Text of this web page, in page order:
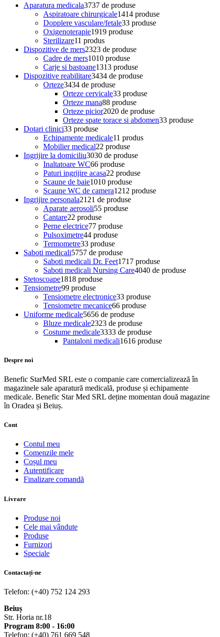
Aparatura medicala3737 de produse
Aspiratoare chirurgicale1414 produse
Dopplere vasculare/fetale33 produse
Oxigenoterapie1919 produse
Sterilizare11 produs
Dispozitive de mers2323 de produse
Cadre de mers1010 produse
Carje si bastoane1313 produse
Dispozitive reabilitare3434 de produse
Orteze3434 de produse
Orteze cervicale33 produse
Orteze mana88 produse
Orteze picior2020 de produse
Orteze spate torace si abdomen33 produse
Dotari clinici33 produse
Echipamente medicale11 produs
Mobilier medical22 produse
Ingrijire la domiciliu3030 de produse
Inaltatoare WC66 produse
Paturi ingrijire acasa22 produse
Scaune de baie1010 produse
Scaune WC de camera1212 produse
Ingrijire personala21 21 de produse
Aparate aerosoli55 produse
Cantare22 produse
Perne electrice77 produse
Pulsoximetre44 produse
Termometre33 produse
Saboti medicali5757 de produse
Saboti medicali Dr. Feet1717 produse
Saboti medicali Nursing Care4040 de produse
Stetoscoape1818 produse
Tensiometre99 produse
Tensiometre electronice33 produse
Tensiometre mecanice66 produse
Uniforme medicale5656 de produse
Bluze medicale2323 de produse
Costume medicale3333 de produse
Pantaloni medicali1616 produse
Despre noi
Benefic StarMed SRL este o companie care comercializează în
magazinele sale aparatură medicală, produse și echipamente
medicale. Benefic Star Med SRL deține momentan două magazine
în Oradea și Beiuș.
Cont
Contul meu
Comenzile mele
Coșul meu
Autentificare
Finalizare comandă
Livrare
Produse noi
Cele mai vândute
Produse
Furnizori
Speciale
Contactați-ne
Telefon: (+40) 752 124 293
Beiuș
Str. Horia nr.18
Program 8:00 - 16:00
Telefon: (+40) 761 669 548